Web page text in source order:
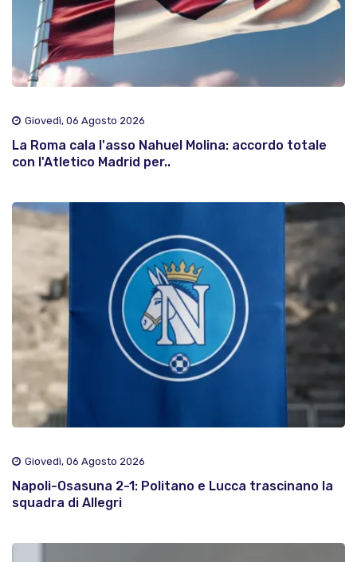
Giovedì, 06 Agosto 2026
La Roma cala l'asso Nahuel Molina: accordo totale
con l'Atletico Madrid per..
Giovedì, 06 Agosto 2026
Napoli-Osasuna 2-1: Politano e Lucca trascinano la
squadra di Allegri